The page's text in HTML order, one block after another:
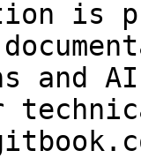
is
and